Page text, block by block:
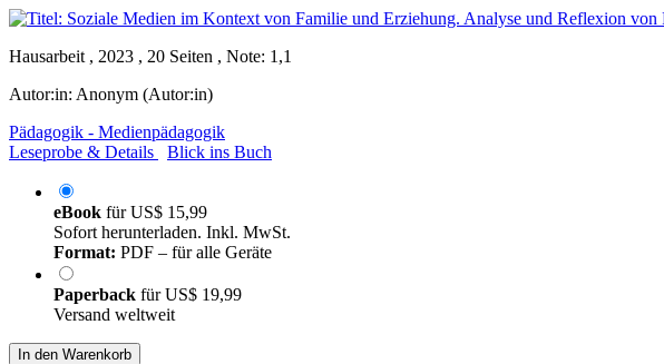
Hausarbeit , 2023 , 20 Seiten , Note: 1,1
Autor:in: Anonym (Autor:in)
Pädagogik - Medienpädagogik
Leseprobe & Details
Blick ins Buch
eBook fürUS$ 15,99
Sofort herunterladen. Inkl. MwSt.
Format: PDF – für alle Geräte
Paperback fürUS$ 19,99
Versand weltweit
In den Warenkorb